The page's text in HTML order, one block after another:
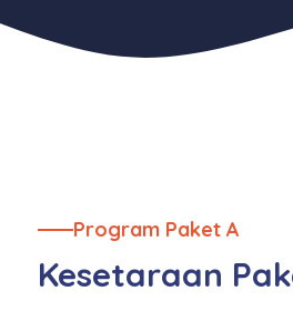
Program Paket A
Kesetaraan